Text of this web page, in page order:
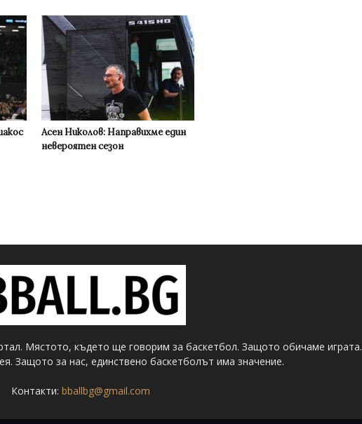
Асен Николов: Направихме един
невероятен сезон
Мястото, където ще говорим за баскетбол. Защото обичаме играта.
Защото за нас, единствено баскетболът има значение.
Контакти: bballbg@gmail.com